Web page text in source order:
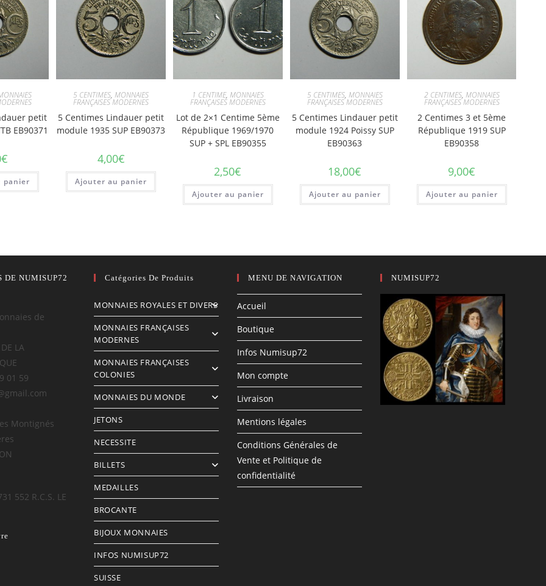
petit
EB90371
€
panier
5 CENTIMES,MONNAIES
FRANÇAISES MODERNES
5 Centimes Lindauer petit
module 1935 SUP EB90373
4,00€
Ajouter au panier
1 CENTIME, MONNAIES
FRANÇAISES MODERNES
Lot de 2×1 Centime 5ème
République 1969/1970
SUP + SPL EB90355
2,50€
Ajouter au panier
5 CENTIMES, MONNAIES
FRANÇAISES MODERNES
5 Centimes Lindauer petit
module 1924 Poissy SUP
EB90363
18,00€
Ajouter au panier
2 CENTIMES, MONNAIES
FRANÇAISES MODERNES
2 Centimes 3 et 5ème
République 1919 SUP
EB90358
9,00€
Ajouter au panier
DE NUMISUP72
de
LA
01 59
Montignés
552 R.C.S. LE
Catégories De Produits
MONNAIES ROYALES ET DIVERS
MONNAIES FRANÇAISES
MODERNES
MONNAIES FRANÇAISES
COLONIES
MONNAIES DU MONDE
JETONS
NECESSITE
BILLETS
MEDAILLES
BROCANTE
BIJOUX MONNAIES
INFOS NUMISUP72
SUISSE
MENU DE NAVIGATION
Accueil
Boutique
Infos Numisup72
Mon compte
Livraison
Mentions légales
Conditions Générales de
Vente et Politique de
confidentialité
NUMISUP72